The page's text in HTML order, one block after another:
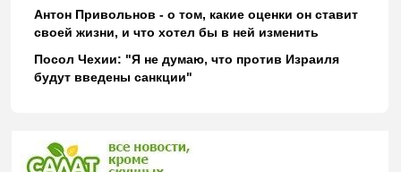
Антон Привольнов - о том, какие оценки он ставит
своей жизни, и что хотел бы в ней изменить
Посол Чехии: "Я не думаю, что против Израиля
будут введены санкции"